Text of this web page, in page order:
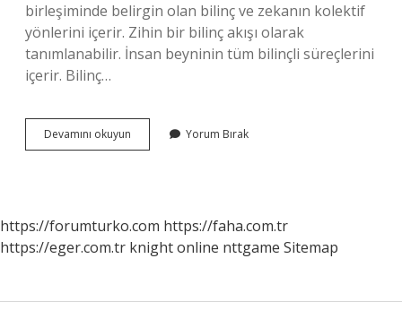
birleşiminde belirgin olan bilinç ve zekanın kolektif
yönlerini içerir. Zihin bir bilinç akışı olarak
tanımlanabilir. İnsan beyninin tüm bilinçli süreçlerini
içerir. Bilinç…
Devamını okuyun
Ingilizce
Yorum Bırak
https://forumturko.com https://faha.com.tr
https://eger.com.tr knight online nttgame Sitemap